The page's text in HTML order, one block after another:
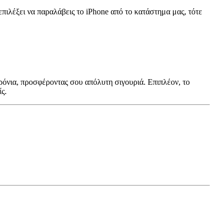
να παραλάβεις το iPhone από το κατάστημα μας, τότε
προσφέροντας σου απόλυτη σιγουριά. Επιπλέον, το